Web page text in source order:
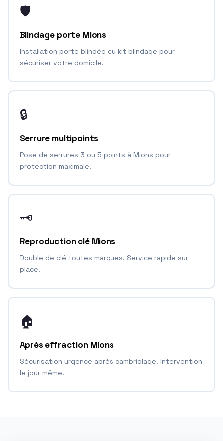
🛡️
Blindage porte Mions
Installation porte blindée ou kit blindage pour
sécuriser votre domicile.
🔒
Serrure multipoints
Pose de serrures 3 ou 5 points à Mions pour
protection maximale.
🗝️
Reproduction clé Mions
Double de clé toutes marques. Service rapide sur
place.
🏠
Après effraction Mions
Sécurisation urgence après cambriolage. Intervention
le jour même.